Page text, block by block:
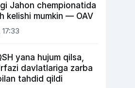
Jahon chempionatida
kelishi mumkin — OAV
yana hujum qilsa,
davlatlariga zarba
tahdid qildi